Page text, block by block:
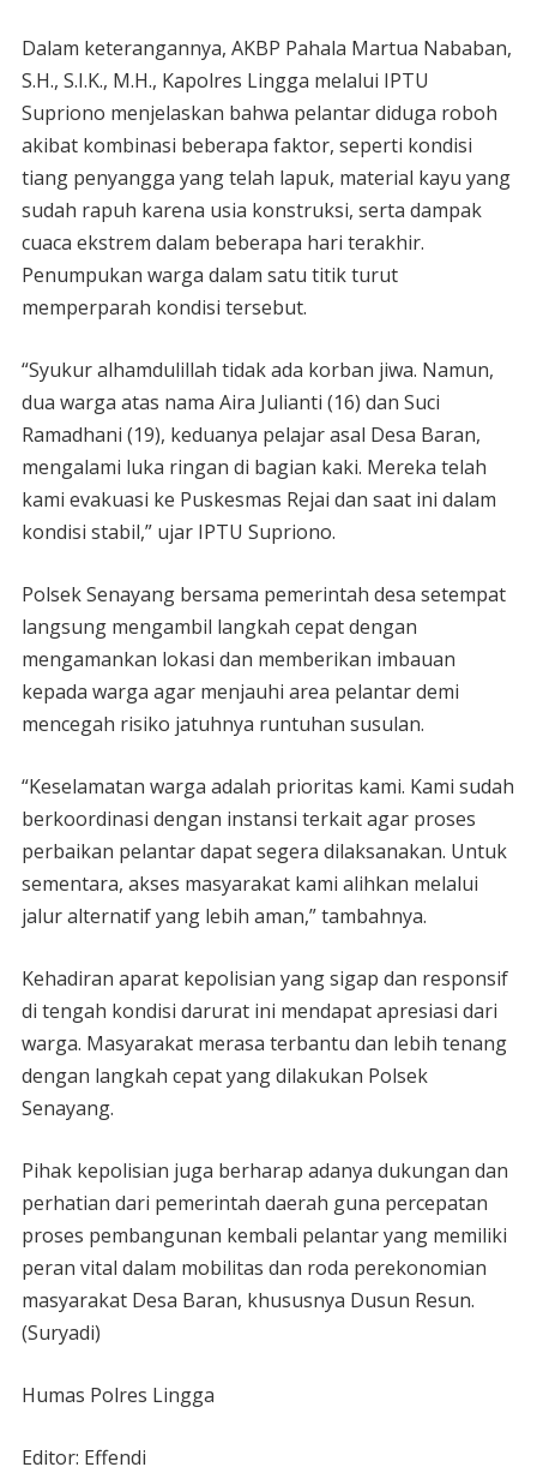
Dalam keterangannya, AKBP Pahala Martua Nababan,
S.H., S.I.K., M.H., Kapolres Lingga melalui IPTU
Supriono menjelaskan bahwa pelantar diduga roboh
akibat kombinasi beberapa faktor, seperti kondisi
tiang penyangga yang telah lapuk, material kayu yang
sudah rapuh karena usia konstruksi, serta dampak
cuaca ekstrem dalam beberapa hari terakhir.
Penumpukan warga dalam satu titik turut
memperparah kondisi tersebut.
“Syukur alhamdulillah tidak ada korban jiwa. Namun,
dua warga atas nama Aira Julianti (16) dan Suci
Ramadhani (19), keduanya pelajar asal Desa Baran,
mengalami luka ringan di bagian kaki. Mereka telah
kami evakuasi ke Puskesmas Rejai dan saat ini dalam
kondisi stabil,” ujar IPTU Supriono.
Polsek Senayang bersama pemerintah desa setempat
langsung mengambil langkah cepat dengan
mengamankan lokasi dan memberikan imbauan
kepada warga agar menjauhi area pelantar demi
mencegah risiko jatuhnya runtuhan susulan.
“Keselamatan warga adalah prioritas kami. Kami sudah
berkoordinasi dengan instansi terkait agar proses
perbaikan pelantar dapat segera dilaksanakan. Untuk
sementara, akses masyarakat kami alihkan melalui
jalur alternatif yang lebih aman,” tambahnya.
Kehadiran aparat kepolisian yang sigap dan responsif
di tengah kondisi darurat ini mendapat apresiasi dari
warga. Masyarakat merasa terbantu dan lebih tenang
dengan langkah cepat yang dilakukan Polsek
Senayang.
Pihak kepolisian juga berharap adanya dukungan dan
perhatian dari pemerintah daerah guna percepatan
proses pembangunan kembali pelantar yang memiliki
peran vital dalam mobilitas dan roda perekonomian
masyarakat Desa Baran, khususnya Dusun Resun.
(Suryadi)
Humas Polres Lingga
Editor: Effendi